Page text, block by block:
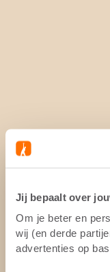
Jij bepaalt over
Om je beter en
wij (en derde
advertenties op